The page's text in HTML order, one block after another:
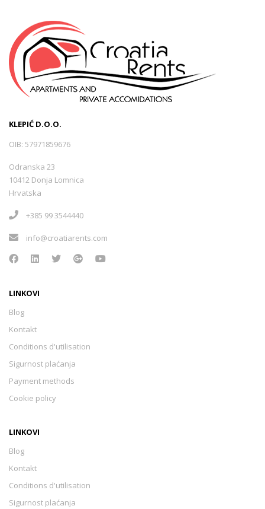
KLEPIĆ D.O.O.
OIB: 57971859676
Odranska 23
10412 Donja Lomnica
Hrvatska
+385 99 3544440
info@croatiarents.com
LINKOVI
Blog
Kontakt
Conditions d'utilisation
Sigurnost plaćanja
Payment methods
Cookie policy
LINKOVI
Blog
Kontakt
Conditions d'utilisation
Sigurnost plaćanja